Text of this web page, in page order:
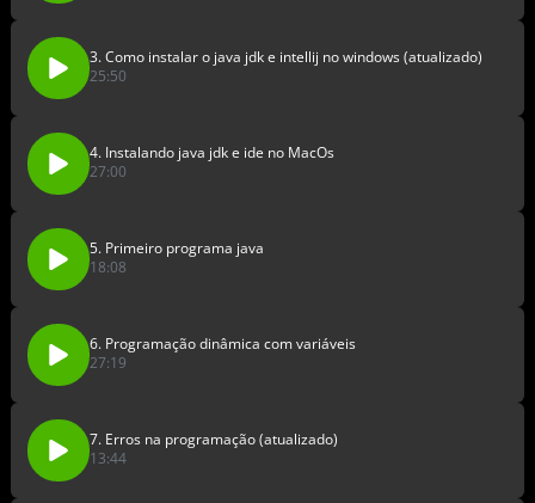
3. Como instalar o java jdk e intellij no windows (atualizado)
25:50
4. Instalando java jdk e ide no MacOs
27:00
5. Primeiro programa java
18:08
6. Programação dinâmica com variáveis
27:19
7. Erros na programação (atualizado)
13:44